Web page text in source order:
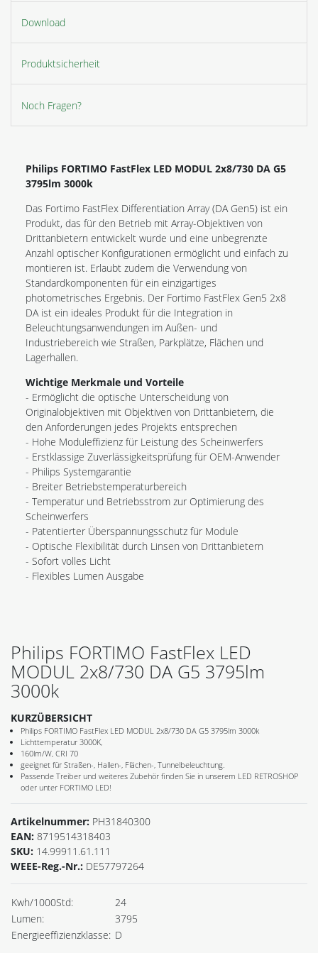
Download
Produktsicherheit
Noch Fragen?
Philips FORTIMO FastFlex LED MODUL 2x8/730 DA G5
3795lm 3000k
Das Fortimo FastFlex Differentiation Array (DA Gen5) ist ein
Produkt, das für den Betrieb mit Array-Objektiven von
Drittanbietern entwickelt wurde und eine unbegrenzte
Anzahl optischer Konfigurationen ermöglicht und einfach zu
montieren ist. Erlaubt zudem die Verwendung von
Standardkomponenten für ein einzigartiges
photometrisches Ergebnis. Der Fortimo FastFlex Gen5 2x8
DA ist ein ideales Produkt für die Integration in
Beleuchtungsanwendungen im Außen- und
Industriebereich wie Straßen, Parkplätze, Flächen und
Lagerhallen.
Wichtige Merkmale und Vorteile
- Ermöglicht die optische Unterscheidung von
Originalobjektiven mit Objektiven von Drittanbietern, die
den Anforderungen jedes Projekts entsprechen
- Hohe Moduleffizienz für Leistung des Scheinwerfers
- Erstklassige Zuverlässigkeitsprüfung für OEM-Anwender
- Philips Systemgarantie
- Breiter Betriebstemperaturbereich
- Temperatur und Betriebsstrom zur Optimierung des
Scheinwerfers
- Patentierter Überspannungsschutz für Module
- Optische Flexibilität durch Linsen von Drittanbietern
- Sofort volles Licht
- Flexibles Lumen Ausgabe
Philips FORTIMO FastFlex LED
MODUL 2x8/730 DA G5 3795lm
3000k
KURZÜBERSICHT
Philips FORTIMO FastFlex LED MODUL 2x8/730 DA G5 3795lm 3000k
Lichttemperatur 3000K,
160lm/W, CRI 70
geeignet für Straßen-, Hallen-, Flächen-, Tunnelbeleuchtung.
Passende Treiber und weiteres Zubehör finden Sie in unserem LED RETROSHOP
oder unter FORTIMO LED!
Artikelnummer: PH31840300
EAN: 8719514318403
SKU: 14.99911.61.111
WEEE-Reg.-Nr.: DE57797264
Kwh/1000Std:
24
Lumen:
3795
Energieeffizienzklasse: D